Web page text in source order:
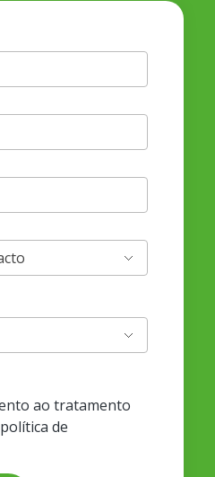
ao tratamento
de